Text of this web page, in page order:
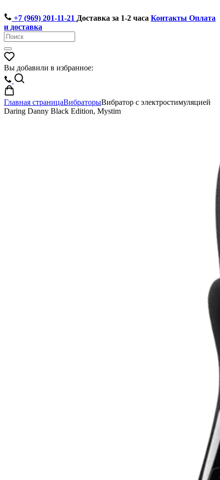
+7 (969) 201-11-21 Доставка за 1-2 часа Контакты Оплата
и доставка
Вы добавили в избранное:
Главная страницаВибраторыВибратор c электростимуляцией
Daring Danny Black Edition, Mystim